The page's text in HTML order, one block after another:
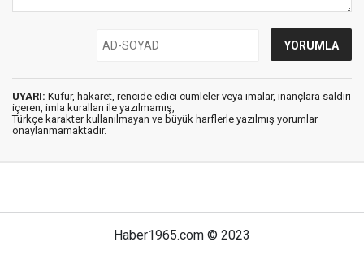
UYARI: Küfür, hakaret, rencide edici cümleler veya imalar, inançlara saldırı
içeren, imla kuralları ile yazılmamış,
Türkçe karakter kullanılmayan ve büyük harflerle yazılmış yorumlar
onaylanmamaktadır.
Haber1965.com © 2023